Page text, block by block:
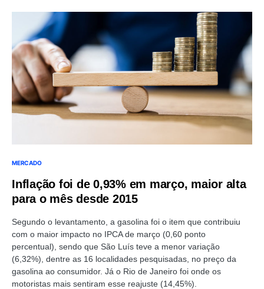
MERCADO
Inflação foi de 0,93% em março, maior alta
para o mês desde 2015
Segundo o levantamento, a gasolina foi o item que contribuiu
com o maior impacto no IPCA de março (0,60 ponto
percentual), sendo que São Luís teve a menor variação
(6,32%), dentre as 16 localidades pesquisadas, no preço da
gasolina ao consumidor. Já o Rio de Janeiro foi onde os
motoristas mais sentiram esse reajuste (14,45%).